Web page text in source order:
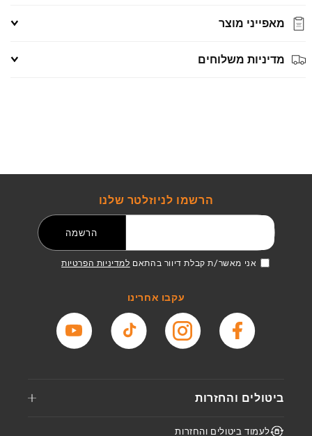
מאפייני מוצר
מדיניות משלוחים
הרשמו לניוזלטר שלנו
הרשמה
אני מאשר/ת קבלת דיוור בהתאם למדיניות הפרטיות
עקבו אחרינו
פייסבוק אינסטגרם טיקטוק יוטיוב
ביטולים והחזרות
לעמוד ביטולים והחזרות